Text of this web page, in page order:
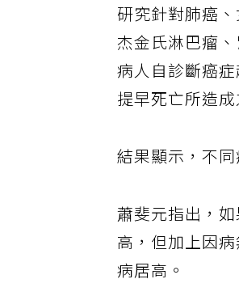
研究針對肺癌
杰金氏淋巴瘤
病人自診斷癌
提早死亡所造
結果顯示，不
蕭斐元指出，
高，但加上因
病居高。